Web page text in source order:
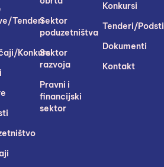
Konkursi
Tenderi/
Dokumenti
Kontakt
Sektor
poduzetništva
Sektor
razvoja
Pravni i
financijski
sektor
Tenderi
Konkursi